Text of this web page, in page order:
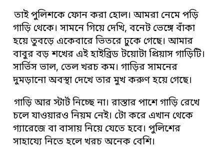
তাই পুলিশকে ফোন করা হোল। আমরা নেমে পড়ি
গাড়ি থেকে। সামনে গিয়ে দেখি, বনেট ভেঙ্গে বাঁকা
হয়ে তুবড়ে একেবারে ভিতরে ঢুকে গেছে। আমার
বাবুর বড় শখের এই হাইব্রিড টয়োটা প্রিয়াস গাড়িটি।
সার্ভিস ভাল, তেল খরচ কম। গাড়ির সামনের
দুমড়ানো অবস্থা দেখে তার মুখ করুণ হয়ে গেছে।
গাড়ি আর স্টার্ট নিচ্ছে না। রাস্তার পাশে গাড়ি রেখে
চলে যাওয়ারও নিয়ম নেই। টো করে এখান থেকে
গ্যারেজে বা বাসায় নিয়ে যেতে হবে। পুলিশের
সাহায্যে নিতে হলে খরচ অনেক বেশি।